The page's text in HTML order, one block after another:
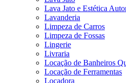
Lava Jato e Estética
Lavanderia
Limpeza de Carros
Limpeza de Fossas
Lingerie
Livraria
Locação de Banheiros
Locação de Ferramentas
Locadora